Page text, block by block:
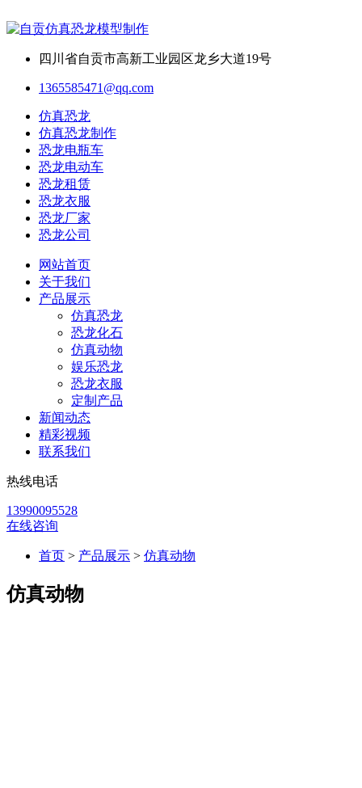
四川省自贡市高新工业园区龙乡大道19号
1365585471@qq.com
仿真恐龙
仿真恐龙制作
恐龙电瓶车
恐龙电动车
恐龙租赁
恐龙衣服
恐龙厂家
恐龙公司
网站首页
关于我们
产品展示
仿真恐龙
恐龙化石
仿真动物
娱乐恐龙
恐龙衣服
定制产品
新闻动态
精彩视频
联系我们
热线电话
13990095528
在线咨询
首页 > 产品展示 > 仿真动物
仿真动物